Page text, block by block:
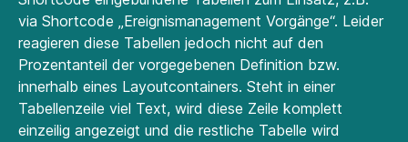
via Shortcode „Ereignismanagement Vorgänge“. Leider
reagieren diese Tabellen jedoch nicht auf den
Prozentanteil der vorgegebenen Definition bzw.
innerhalb eines Layoutcontainers. Steht in einer
Tabellenzeile viel Text, wird diese Zeile komplett
einzeilig angezeigt und die restliche Tabelle wird